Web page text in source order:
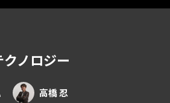
ノロジー
高橋 忍